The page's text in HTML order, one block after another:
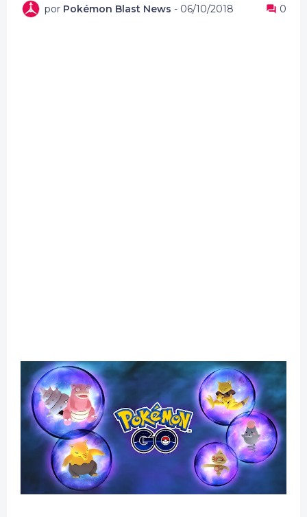
por Pokémon Blast News - 06/10/2018 0